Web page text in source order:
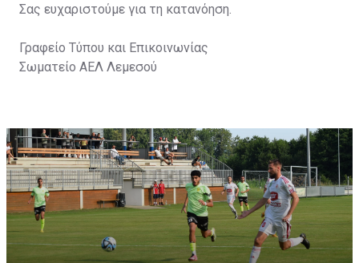
Σας ευχαριστούμε για τη κατανόηση.
Γραφείο Τύπου και Επικοινωνίας
Σωματείο ΑΕΛ Λεμεσού